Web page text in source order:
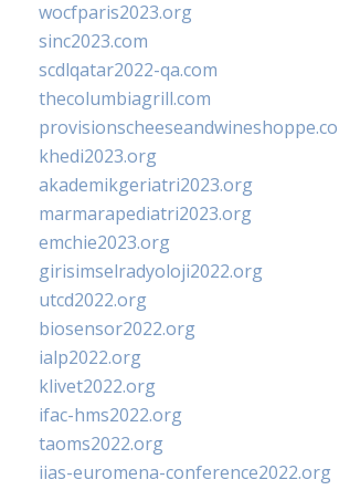
wocfparis2023.org
sinc2023.com
scdlqatar2022-qa.com
thecolumbiagrill.com
khedi2023.org
akademikgeriatri2023.org
marmarapediatri2023.org
emchie2023.org
girisimselradyoloji2022.org
utcd2022.org
biosensor2022.org
ialp2022.org
klivet2022.org
ifac-hms2022.org
taoms2022.org
iias-euromena-conference2022.org